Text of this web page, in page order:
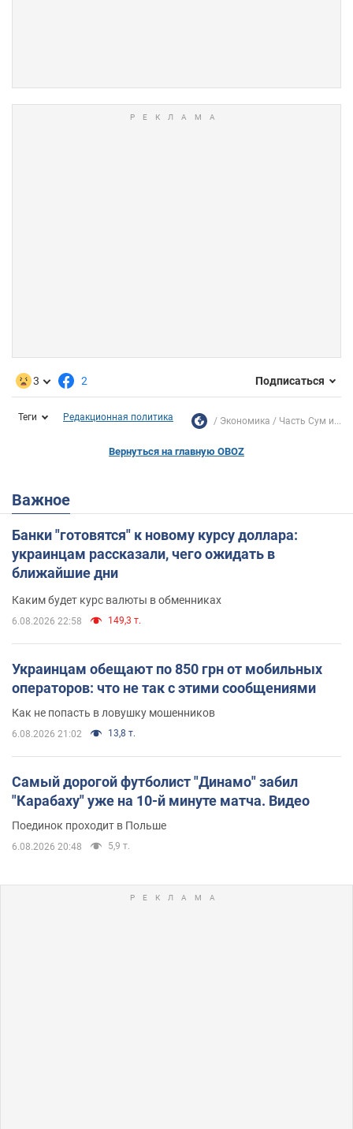
3 2 Подписаться
Теги Редакционная политика Экономика Часть Сум и...
Вернуться на главную OBOZ
Важное
Банки "готовятся" к новому курсу доллара:
украинцам рассказали, чего ожидать в
ближайшие дни
Каким будет курс валюты в обменниках
6.08.2026 22:58 149,3 т.
Украинцам обещают по 850 грн от мобильных
операторов: что не так с этими сообщениями
Как не попасть в ловушку мошенников
6.08.2026 21:02 13,8 т.
Самый дорогой футболист "Динамо" забил
"Карабаху" уже на 10-й минуте матча. Видео
Поединок проходит в Польше
6.08.2026 20:48 5,9 т.